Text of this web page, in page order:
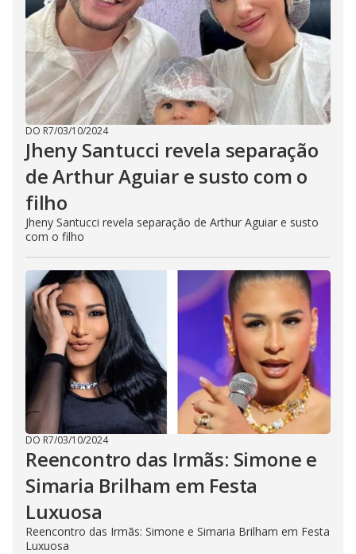
DO R7/03/10/2024
Jheny Santucci revela separação
de Arthur Aguiar e susto com o
filho
Jheny Santucci revela separação de Arthur Aguiar e susto
com o filho
DO R7/03/10/2024
Reencontro das Irmãs: Simone e
Simaria Brilham em Festa
Luxuosa
Reencontro das Irmãs: Simone e Simaria Brilham em Festa
Luxuosa